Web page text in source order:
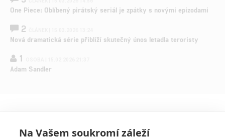
One Piece: Oblíbený pirátský seriál je zpátky s novými epizodami
2
Nová dramatická série přiblíží skutečný únos letadla teroristy
1
Adam Sandler
Na Vašem soukromí záleží